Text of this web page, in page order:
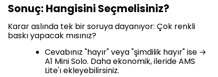
Sonuç: Hangisini Seçmelisiniz?
Karar aslında tek bir soruya dayanıyor: Çok renkli
baskı yapacak mısınız?
Cevabınız "hayır" veya "şimdilik hayır" ise →
A1 Mini Solo. Daha ekonomik, ileride AMS
Lite'ı ekleyebilirsiniz.